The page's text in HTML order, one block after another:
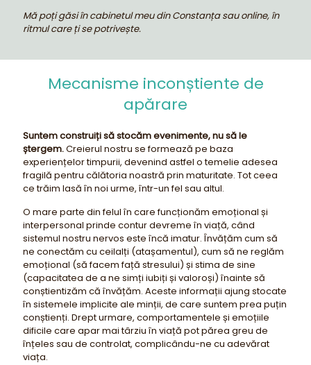
Mă poți găsi în cabinetul meu din Constanța sau online, în
ritmul care ți se potrivește.
Mecanisme inconștiente de
apărare
Suntem construiți să stocăm evenimente, nu să le
ștergem.Creierul nostru se formează pe baza
experiențelor timpurii, devenind astfel o temelie adesea
fragilă pentru călătoria noastră prin maturitate. Tot ceea
ce trăim lasă în noi urme, într-un fel sau altul.
O mare parte din felul în care funcționăm emoțional și
interpersonal prinde contur devreme în viață, când
sistemul nostru nervos este încă imatur. Învățăm cum să
ne conectăm cu ceilalți (atașamentul), cum să ne reglăm
emoțional (să facem față stresului) și stima de sine
(capacitatea de a ne simți iubiți și valoroși) înainte să
conștientizăm că învățăm. Aceste informații ajung stocate
în sistemele implicite ale minții, de care suntem prea puțin
conștienți. Drept urmare, comportamentele și emoțiile
dificile care apar mai târziu în viață pot părea greu de
înțeles sau de controlat, complicându-ne cu adevărat
viața.